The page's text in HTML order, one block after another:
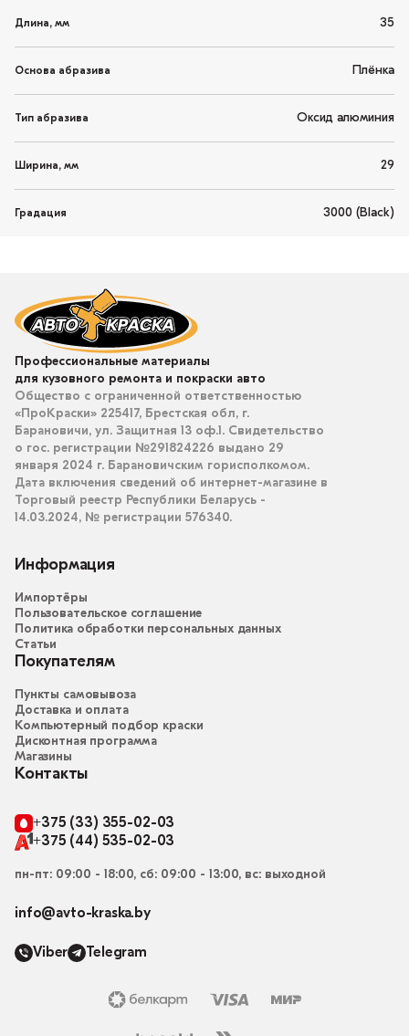
Длина, мм 35
Основа абразива Плёнка
Тип абразива Оксид алюминия
Ширина, мм 29
Градация 3000 (Black)
Профессиональные материалы
для кузовного ремонта и покраски авто
Общество с ограниченной ответственностью
«ПроКраски» 225417, Брестская обл, г.
Барановичи, ул. Защитная 13 оф.1. Свидетельство
о гос. регистрации №291824226 выдано 29
января 2024 г. Барановичским горисполкомом.
Дата включения сведений об интернет-магазине в
Торговый реестр Республики Беларусь -
14.03.2024, № регистрации 576340.
Информация
Импортёры
Пользовательское соглашение
Политика обработки персональных данных
Статьи
Покупателям
Пункты самовывоза
Доставка и оплата
Компьютерный подбор краски
Дисконтная программа
Магазины
Контакты
+375 (33) 355-02-03
+375 (44) 535-02-03
пн-пт: 09:00 - 18:00, сб: 09:00 - 13:00, вс: выходной
info@avto-kraska.by
Viber Telegram